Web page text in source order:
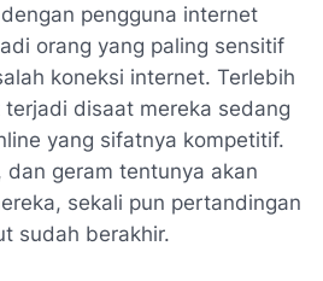
pengguna internet
orang yang paling sensitif
koneksi internet. Terlebih
disaat mereka sedang
yang sifatnya kompetitif.
dan geram tentunya akan
sekali pun pertandingan
sudah berakhir.